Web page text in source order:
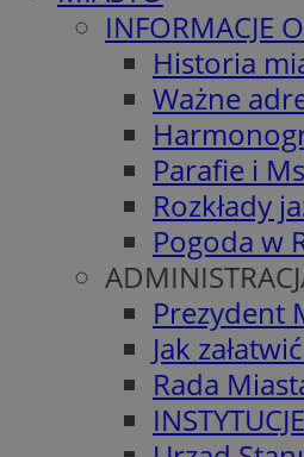
INFORMACJE
Historia
Ważne
Parafie i
Rozkłady
Pogoda w
Prezydent
Jak
Rada
INSTYTUCJE